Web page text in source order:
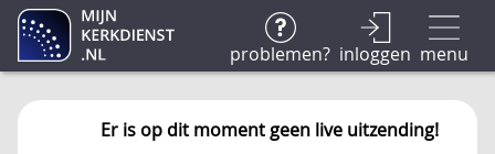
menu
inloggen
problemen?
Er is op dit moment geen live uitzending!